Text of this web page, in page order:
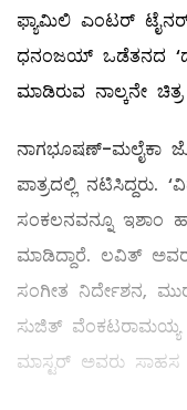
ಫ್ಯಾಮಿಲಿ ಎಂಟರ್‌
ಧನಂಜಯ್ ಒಡೆತನದ
ಮಾಡಿರುವ ನಾಲ್ಕನೇ
ನಾಗಭೂಷಣ್-ಮಲೈಕಾ
ಪಾತ್ರದಲ್ಲಿ ನಟಿಸಿದ್ದರು.
ಸಂಕಲನವನ್ನೂ ಇಶಾಂ
ಮಾಡಿದ್ದಾರೆ. ಲವಿತ್
ಸಂಗೀತ ನಿರ್ದೇಶನ,
ಸುಜಿತ್ ವೆಂಕಟರಾಮಯ್ಯ
ಮಾಸ್ಟರ್ ಅವರು ಸಾಹಸ